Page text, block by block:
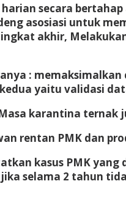
secara
asosiasi untuk
akhir,
:
yaitu validasi
karantina ternak
rentan PMK dan
kasus PMK
selama 2 tahun